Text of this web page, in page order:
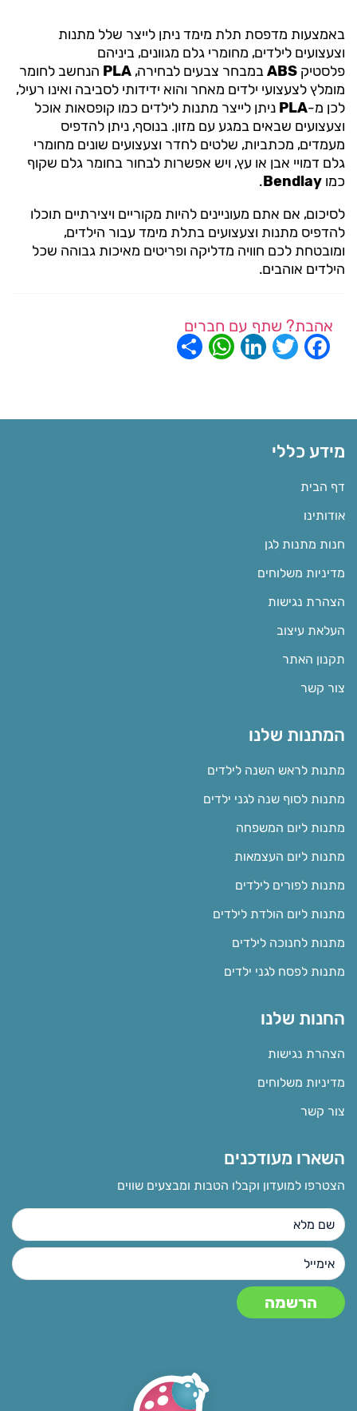
באמצעות מדפסת תלת מימד ניתן לייצר שלל מתנות
וצעצועים לילדים, מחומרי גלם מגוונים, ביניהם
פלסטיק ABSבמבחר צבעים לבחירה, PLA הנחשב לחומר
מומלץ לצעצועי ילדים מאחר והוא ידידותי לסביבה ואינו רעיל,
לכן מ-PLA ניתן לייצר מתנות לילדים כמו קופסאות אוכל
וצעצועים שבאים במגע עם מזון. בנוסף, ניתן להדפיס
מעמדים, מכתביות, שלטים לחדר וצעצועים שונים מחומרי
גלם דמויי אבן או עץ, ויש אפשרות לבחור בחומר גלם שקוף
כמו Bendlay
.
לסיכום, אם אתם מעוניינים להיות מקוריים ויצירתיים תוכלו
להדפיס מתנות וצעצועים בתלת מימד עבור הילדים,
ומובטחת לכם חוויה מדליקה ופריטים מאיכות גבוהה שכל
הילדים אוהבים.
אהבת? שתף עם חברים
Facebook
Twitter
LinkedIn
WhatsApp
מידע כללי
דף הבית
אודותינו
חנות מתנות לגן
מדיניות משלוחים
הצהרת נגישות
העלאת עיצוב
תקנון האתר
צור קשר
המתנות שלנו
מתנות לראש השנה לילדים
מתנות לסוף שנה לגני ילדים
מתנות ליום המשפחה
מתנות ליום העצמאות
מתנות לפורים לילדים
מתנות ליום הולדת לילדים
מתנות לחנוכה לילדים
מתנות לפסח לגני ילדים
החנות שלנו
הצהרת נגישות
מדיניות משלוחים
צור קשר
השארו מעודכנים
הצטרפו למועדון וקבלו הטבות ומבצעים שווים